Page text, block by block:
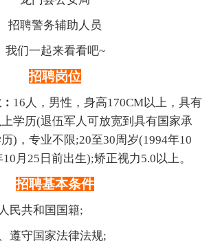
招聘警务辅助人员
我们一起来看看吧~
招聘岗位
16人，男性，身高170CM以上，具有
学历(退伍军人可放宽到具有国家承
)，专业不限;20至30周岁(1994年10
月25日前出生);矫正视力5.0以上。
招聘基本条件
共和国国籍;
守国家法律法规;